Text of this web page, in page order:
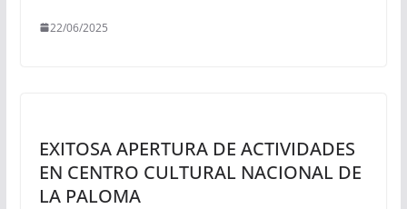
22/06/2025
EXITOSA APERTURA DE ACTIVIDADES
EN CENTRO CULTURAL NACIONAL DE
LA PALOMA